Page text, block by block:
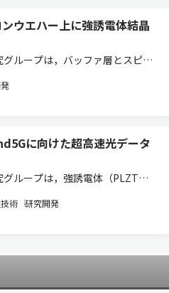
ウエハー上に強誘電体結晶
ループは，バッファ層とスピン
結晶薄膜を作製するための新た
（ニュースリリース）。 これま
に向けた超高速光データ
グループは，強誘電体（PLZT）
光変調器を作製することに成功
リース）。 光通信技術の高速化
術 研究開発